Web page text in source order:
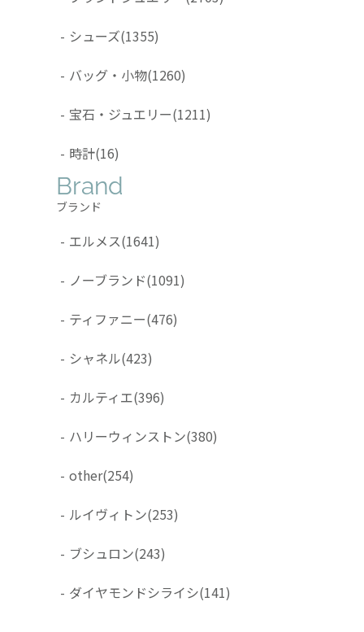
- シューズ(1355)
- バッグ・小物(1260)
- 宝石・ジュエリー(1211)
- 時計(16)
Brand
ブランド
- エルメス(1641)
- ノーブランド(1091)
- ティファニー(476)
- シャネル(423)
- カルティエ(396)
- ハリーウィンストン(380)
- other(254)
- ルイヴィトン(253)
- ブシュロン(243)
- ダイヤモンドシライシ(141)